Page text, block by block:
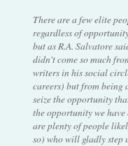
There are a few elite
regardless of
but as R.A. Salvatore
didn't come so much
writers in his social
careers) but from
seize the opportunity
the opportunity we
are plenty of people
so) who will gladly step